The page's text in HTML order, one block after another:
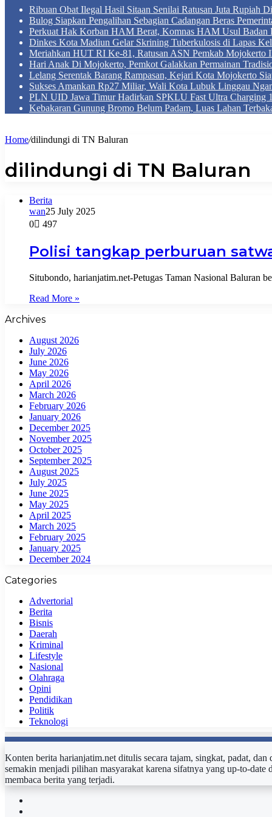
Ribuan Obat Ilegal Hasil Sitaan Senilai Ratusan Juta Rupiah
Bulog Siapkan Pengalihan Sebagian Cadangan Beras
Perkuat Hak Korban HAM Berat, Komnas HAM Usul Badan
Dinkes Kota Madiun Gelar Skrining Tuberkulosis di Lapas
Meriahkan HUT RI Ke-81, Ratusan ASN Pemkab Mojokerto
Hari Anak Di Mojokerto, Pemkot Galakkan Permainan
Lelang Serentak Barang Rampasan, Kejari Kota Mojokerto
Sukses Amankan Rp27 Miliar, Wali Kota Lubuk Linggau
PLN UID Jawa Timur Hadirkan SPKLU Fast Ultra Charging
Kebakaran Gunung Bromo Belum Padam, Luas Lahan
Home/dilindungi di TN Baluran
dilindungi di TN Baluran
Berita
wan25 July 2025
0
497
Polisi tangkap perburuan
Situbondo, harianjatim.net-Petugas Taman Nasional Baluran
Read More »
Archives
August 2026
July 2026
June 2026
May 2026
April 2026
March 2026
February 2026
January 2026
December 2025
November 2025
October 2025
September 2025
August 2025
July 2025
June 2025
May 2025
April 2025
March 2025
February 2025
January 2025
December 2024
Categories
Advertorial
Berita
Bisnis
Daerah
Kriminal
Lifestyle
Nasional
Olahraga
Opini
Pendidikan
Politik
Teknologi
Konten berita harianjatim.net ditulis secara tajam, singkat, padat,
semakin menjadi pilihan masyarakat karena sifatnya yang up-to-
membaca berita yang terjadi.